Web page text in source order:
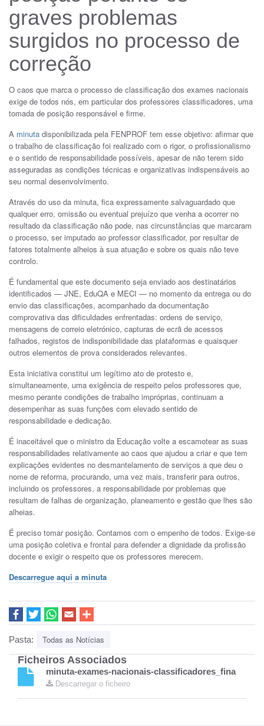
graves problemas
surgidos no processo de
correção
O caos que marca o processo de classificação dos exames nacionais
exige de todos nós, em particular dos professores classificadores, uma
tomada de posição responsável e firme.
A minuta disponibilizada pela FENPROF tem esse objetivo: afirmar que
o trabalho de classificação foi realizado com o rigor, o profissionalismo
e o sentido de responsabilidade possíveis, apesar de não terem sido
asseguradas as condições técnicas e organizativas indispensáveis ao
seu normal desenvolvimento.
Através do uso da minuta, fica expressamente salvaguardado que
qualquer erro, omissão ou eventual prejuízo que venha a ocorrer no
resultado da classificação não pode, nas circunstâncias que marcaram
o processo, ser imputado ao professor classificador, por resultar de
fatores totalmente alheios à sua atuação e sobre os quais não teve
controlo.
É fundamental que este documento seja enviado aos destinatários
identificados — JNE, EduQA e MECI — no momento da entrega ou do
envio das classificações, acompanhado da documentação
comprovativa das dificuldades enfrentadas: ordens de serviço,
mensagens de correio eletrónico, capturas de ecrã de acessos
falhados, registos de indisponibilidade das plataformas e quaisquer
outros elementos de prova considerados relevantes.
Esta iniciativa constitui um legítimo ato de protesto e,
simultaneamente, uma exigência de respeito pelos professores que,
mesmo perante condições de trabalho impróprias, continuam a
desempenhar as suas funções com elevado sentido de
responsabilidade e dedicação.
É inaceitável que o ministro da Educação volte a escamotear as suas
responsabilidades relativamente ao caos que ajudou a criar e que tem
explicações evidentes no desmantelamento de serviços a que deu o
nome de reforma, procurando, uma vez mais, transferir para outros,
incluindo os professores, a responsabilidade por problemas que
resultam de falhas de organização, planeamento e gestão que lhes são
alheias.
É preciso tomar posição. Contamos com o empenho de todos. Exige-se
uma posição coletiva e frontal para defender a dignidade da profissão
docente e exigir o respeito que os professores merecem.
Descarregue aqui a minuta
Pasta: Todas as Notícias
Ficheiros Associados
minuta-exames-nacionais-classificadores_fina
Descarregar o ficheiro